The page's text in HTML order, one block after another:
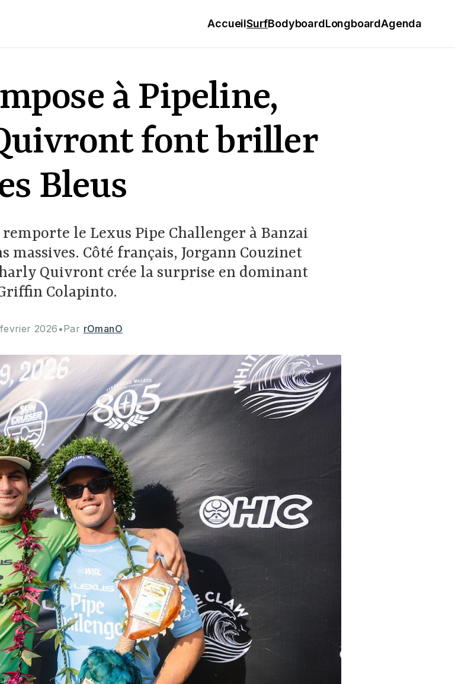
AccueilSurfBodyboardLongboardAgenda
à Pipeline,
font briller
Bleus
le Lexus Pipe Challenger à Banzai
massives. Côté français, Jorgann Couzinet
Quivront crée la surprise en dominant
Colapinto.
2026•Par rOmanO